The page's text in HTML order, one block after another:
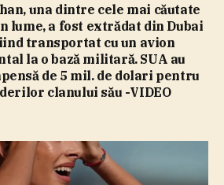
una dintre cele mai căutate
lume, a fost extrădat din Dubai
transportat cu un avion
la o bază militară. SUA au
de 5 mil. de dolari pentru
clanului său -VIDEO